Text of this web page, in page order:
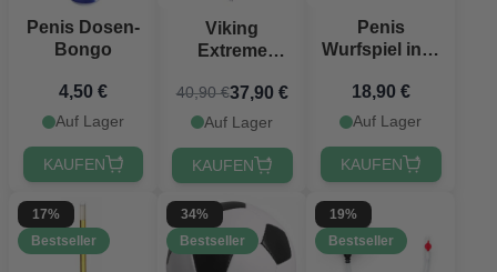
Penis Dosen-
Bongo
4,50 €
Auf Lager
KAUFEN
Viking
Extreme
cm
PartyVikings®
40,90 €37,90 €
Auf Lager
KAUFEN
Penis
Wurfspiel inkl.
12 Ringe
18,90 €
Auf Lager
KAUFEN
17%
Bestseller
34%
Bestseller
19%
Bestseller